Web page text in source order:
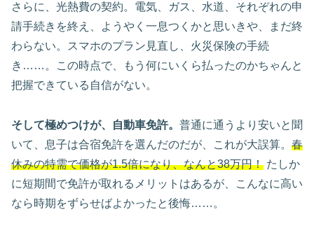
さらに、光熱費の契約。電気、ガス、水道、それぞれの申
請手続きを終え、ようやく一息つくかと思いきや、まだ終
わらない。スマホのプラン見直し、火災保険の手続
き……。この時点で、もう何にいくら払ったのかちゃんと
把握できている自信がない。
そして極めつけが、自動車免許。 普通に通うより安いと聞
いて、息子は合宿免許を選んだのだが、これが大誤算。 春
休みの特需で価格が1.5倍になり、なんと38万円！ たしか
に短期間で免許が取れるメリットはあるが、こんなに高い
なら時期をずらせばよかったと後悔……。